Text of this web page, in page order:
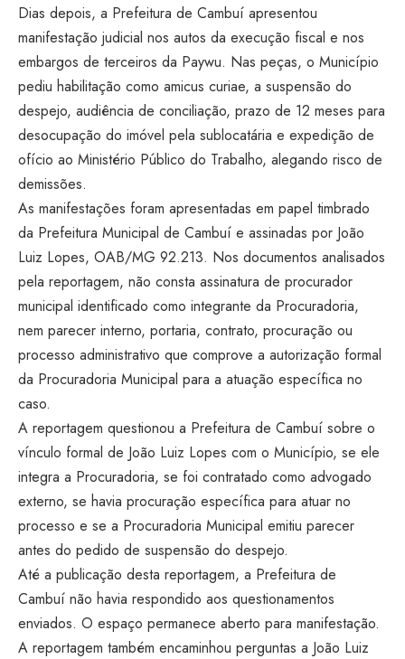
Dias depois, a Prefeitura de Cambuí apresentou
manifestação judicial nos autos da execução fiscal e nos
embargos de terceiros da Paywu. Nas peças, o Município
pediu habilitação como amicus curiae, a suspensão do
despejo, audiência de conciliação, prazo de 12 meses para
desocupação do imóvel pela sublocatária e expedição de
ofício ao Ministério Público do Trabalho, alegando risco de
demissões.
As manifestações foram apresentadas em papel timbrado
da Prefeitura Municipal de Cambuí e assinadas por João
Luiz Lopes, OAB/MG 92.213. Nos documentos analisados
pela reportagem, não consta assinatura de procurador
municipal identificado como integrante da Procuradoria,
nem parecer interno, portaria, contrato, procuração ou
processo administrativo que comprove a autorização formal
da Procuradoria Municipal para a atuação específica no
caso.
A reportagem questionou a Prefeitura de Cambuí sobre o
vínculo formal de João Luiz Lopes com o Município, se ele
integra a Procuradoria, se foi contratado como advogado
externo, se havia procuração específica para atuar no
processo e se a Procuradoria Municipal emitiu parecer
antes do pedido de suspensão do despejo.
Até a publicação desta reportagem, a Prefeitura de
Cambuí não havia respondido aos questionamentos
enviados. O espaço permanece aberto para manifestação.
A reportagem também encaminhou perguntas a João Luiz